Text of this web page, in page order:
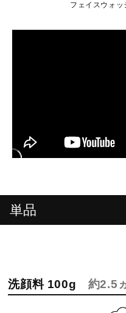
フェイスウォ
単品
洗顔料 100g 約2.5